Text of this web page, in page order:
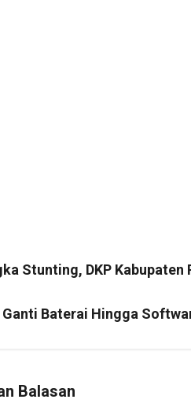
Stunting, DKP
Baterai Hingga
Balasan